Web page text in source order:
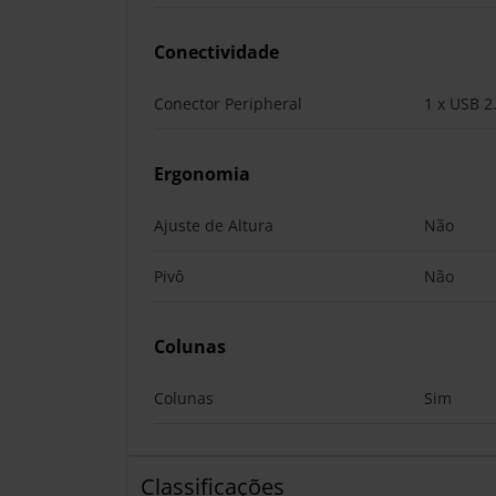
Conectividade
Conector Peripheral 1 x USB
Ergonomia
Ajuste de Altura Não
Pivô Não
Colunas
Colunas Sim
Classificações